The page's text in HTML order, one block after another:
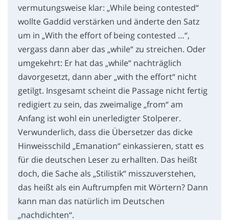
vermutungsweise klar: „While being contested“
wollte Gaddid verstärken und änderte den Satz
um in „With the effort of being contested …“,
vergass dann aber das „while“ zu streichen. Oder
umgekehrt: Er hat das „while“ nachträglich
davorgesetzt, dann aber „with the effort“ nicht
getilgt. Insgesamt scheint die Passage nicht fertig
redigiert zu sein, das zweimalige „from“ am
Anfang ist wohl ein unerledigter Stolperer.
Verwunderlich, dass die Übersetzer das dicke
Hinweisschild „Emanation“ einkassieren, statt es
für die deutschen Leser zu erhallten. Das heißt
doch, die Sache als „Stilistik“ misszuverstehen,
das heißt als ein Auftrumpfen mit Wörtern? Dann
kann man das natürlich im Deutschen
„nachdichten“.